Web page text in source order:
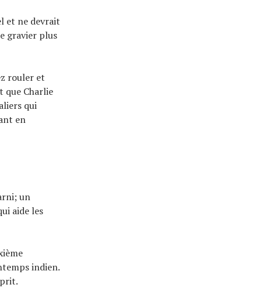
et ne devrait
gravier plus
rouler et
que Charlie
qui
en
un
aide les
indien.